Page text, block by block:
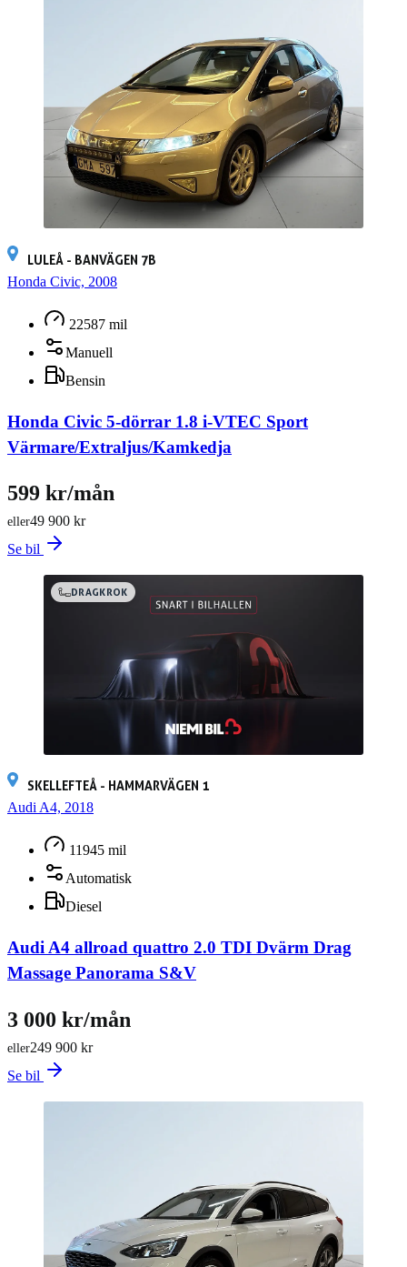
LULEÅ - BANVÄGEN 7B
Honda Civic, 2008
22587 mil
Manuell
Bensin
Honda Civic 5-dörrar 1.8 i-VTEC Sport
Värmare/Extraljus/Kamkedja
49 900 kr
eller
599 kr/mån
Se bil
DRAGKROK
SKELLEFTEÅ - HAMMARVÄGEN 1
Audi A4, 2018
11945 mil
Automatisk
Diesel
Audi A4 allroad quattro 2.0 TDI Dvärm Drag
Massage Panorama S&V
249 900 kr
eller
3 000 kr/mån
Se bil